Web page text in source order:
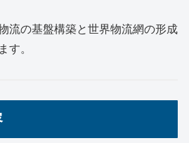
流の基盤構築と世界物流網の形成
す。